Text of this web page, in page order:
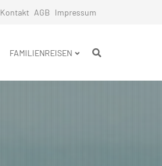
Kontakt AGB Impressum
FAMILIENREISEN